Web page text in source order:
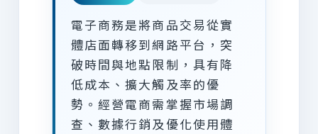
電子商務是將商品交易從實
體店面轉移到網路平台，突
破時間與地點限制，具有降
低成本、擴大觸及率的優
勢。經營電商需掌握市場調
查、數據行銷及優化使用體